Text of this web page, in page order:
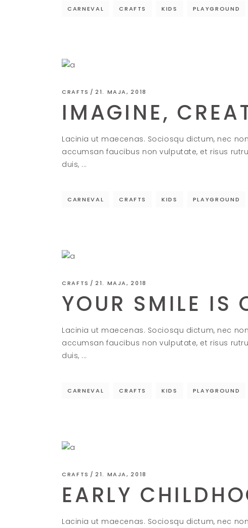
CARNEVAL CRAFTS KIDS PLAYGROUND
CRAFTS 21. MAJA, 2018
IMAGINE,
Lacinia ut maecenas. Sociosqu dictum, nec
accumsan faucibus non vulputate, et risus
duis,
CARNEVAL CRAFTS KIDS PLAYGROUND
CRAFTS 21. MAJA, 2018
YOUR SMILE IS
Lacinia ut maecenas. Sociosqu dictum, nec
accumsan faucibus non vulputate, et risus
duis,
CARNEVAL CRAFTS KIDS PLAYGROUND
CRAFTS 21. MAJA, 2018
EARLY
Lacinia ut maecenas. Sociosqu dictum, nec